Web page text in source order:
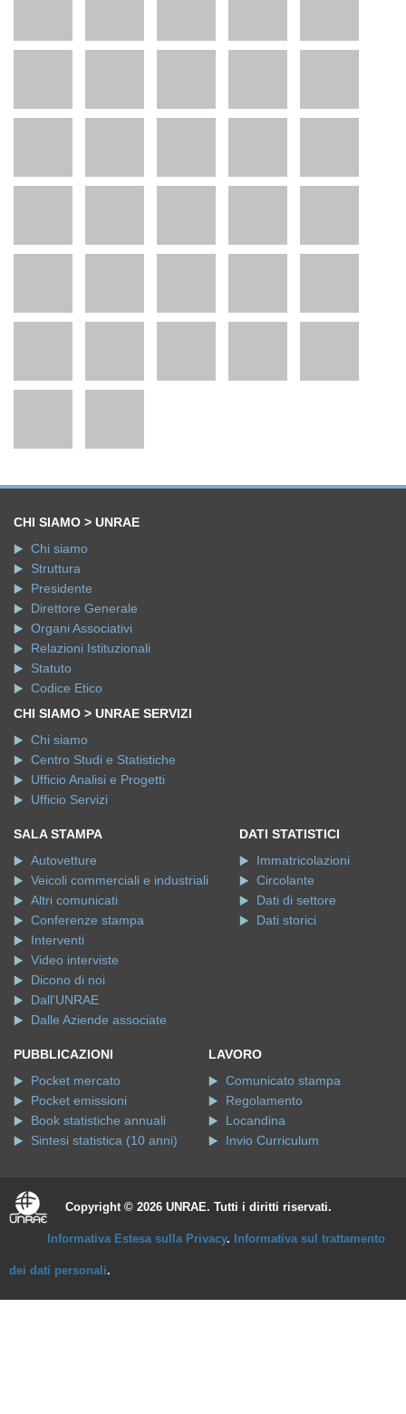
CHI SIAMO > UNRAE
Chi siamo
Struttura
Presidente
Direttore Generale
Organi Associativi
Relazioni Istituzionali
Statuto
Codice Etico
CHI SIAMO > UNRAE SERVIZI
Chi siamo
Centro Studi e Statistiche
Ufficio Analisi e Progetti
Ufficio Servizi
SALA STAMPA
Autovetture
Veicoli commerciali e industriali
Altri comunicati
Conferenze stampa
Interventi
Video interviste
Dicono di noi
Dall'UNRAE
Dalle Aziende associate
DATI STATISTICI
Immatricolazioni
Circolante
Dati di settore
Dati storici
PUBBLICAZIONI
Pocket mercato
Pocket emissioni
Book statistiche annuali
Sintesi statistica (10 anni)
LAVORO
Comunicato stampa
Regolamento
Locandina
Invio Curriculum
Copyright © 2026 UNRAE. Tutti i diritti riservati.
Informativa Estesa sulla Privacy. Informativa sul trattamento
dei dati personali.